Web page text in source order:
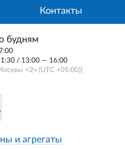
Контакты
будням
/ 13:00 — 16:00
+2ч (UTC +05:00))
и агрегаты